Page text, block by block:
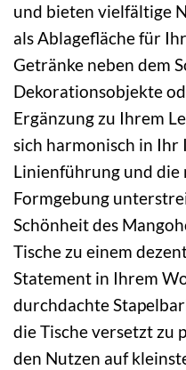
und bieten vielfältige
als Ablagefläche für
Getränke neben dem
Dekorationsobjekte
Ergänzung zu Ihrem
sich harmonisch in
Linienführung und die
Formgebung
Schönheit des
Tische zu einem
Statement in Ihrem
durchdachte
die Tische versetzt zu
den Nutzen auf